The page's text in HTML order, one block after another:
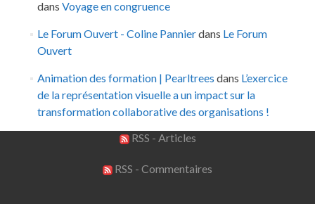
dans Voyage en congruence
Le Forum Ouvert - Coline Pannierdans Le Forum
Ouvert
Animation des formation | Pearltrees dans L’exercice
de la représentation visuelle a un impact sur la
transformation collaborative des organisations !
RSS - Articles
RSS - Commentaires